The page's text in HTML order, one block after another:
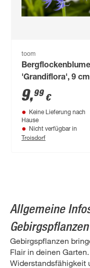
toom
Bergflockenblume
'Grandiflora', 9 cm
Topf, 3er-Set
9,99 €
Keine Lieferung nach
Hause
Nicht verfügbar in
Troisdorf
Allgemeine
Gebirgspflanzen
Gebirgspflanzen
Flair in deinen
Widerstandsfähigkeit